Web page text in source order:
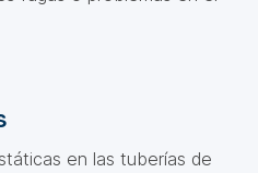
en las tuberías de